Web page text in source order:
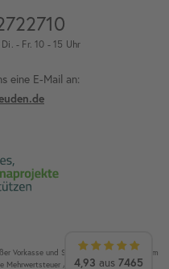
4,93 aus 7465
Di. - Fr. 10 - 15 Uhr
eine E-Mail an:
Vorkasse und Speditionsware. 2) Ab einem
Mehrwertsteuer / Alle Rechte vorbehalten.